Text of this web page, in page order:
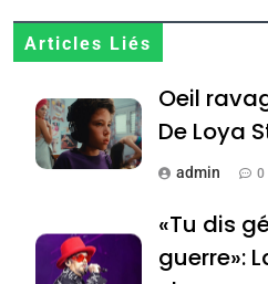
Articles Liés
Oeil
De Loya
admin 0
«Tu dis
guerre»:
7
JUDAISME
Azilal